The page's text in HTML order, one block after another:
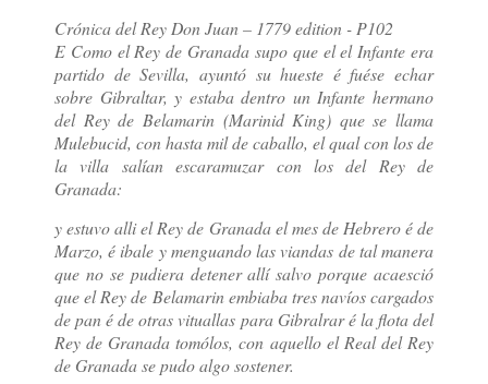
Crónica del Rey Don Juan – 1779 edition - P102
E Como el Rey de Granada supo que el el Infante era
partido de Sevilla, ayuntó su hueste é fuése echar
sobre Gibraltar, y estaba dentro un Infante hermano
del Rey de Belamarin (Marinid King) que se llama
Mulebucid, con hasta mil de caballo, el qual con los de
la villa salían escaramuzar con los del Rey de
Granada:
y estuvo alli el Rey de Granada el mes de Hebrero é de
Marzo, é ibale y menguando las viandas de tal manera
que no se pudiera detener allí salvo porque acaesció
que el Rey de Belamarin embiaba tres navíos cargados
de pan é de otras vituallas para Gibralrar é la flota del
Rey de Granada tomólos, con aquello el Real del Rey
de Granada se pudo algo sostener.